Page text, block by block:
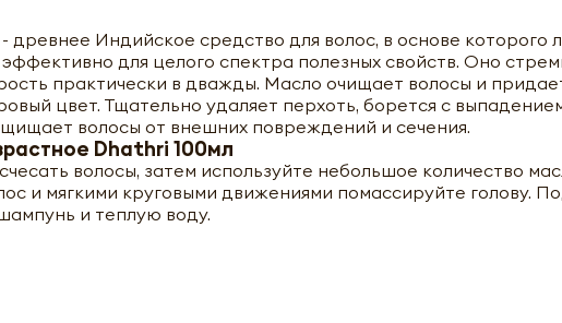
- древнее Индийское средство для волос, в основе которого
для целого спектра полезных свойств. Оно
практически в дважды. Масло очищает волосы и
цвет. Тщательно удаляет перхоть, борется с
волосы от внешних повреждений и сечения.
Dhathri 100мл
волосы, затем используйте небольшое количество
и мягкими круговыми движениями помассируйте голову.
и теплую воду.